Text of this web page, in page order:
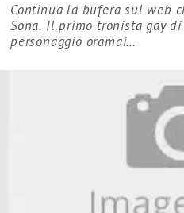
Continua la bufera sul web
Sona. Il primo tronista gay
personaggio oramai…